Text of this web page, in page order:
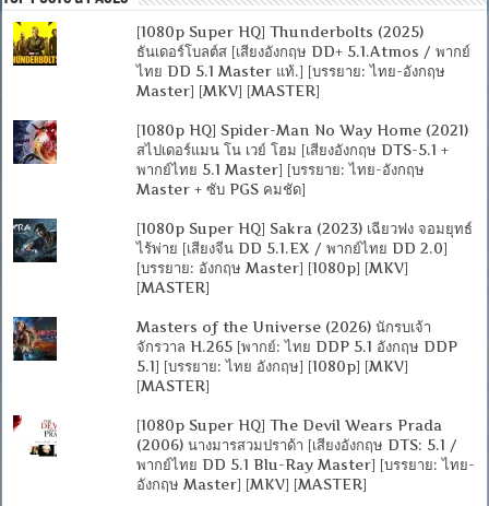
[1080p Super HQ] Thunderbolts (2025)
ธันเดอร์โบลต์ส [เสียงอังกฤษ DD+ 5.1.Atmos / พากย์
ไทย DD 5.1 Master แท้.] [บรรยาย: ไทย-อังกฤษ
Master] [MKV] [MASTER]
[1080p HQ] Spider-Man No Way Home (2021)
สไปเดอร์แมน โน เวย์ โฮม [เสียงอังกฤษ DTS-5.1 +
พากย์ไทย 5.1 Master] [บรรยาย: ไทย-อังกฤษ
Master + ซับ PGS คมชัด]
[1080p Super HQ] Sakra (2023) เฉียวฟง จอมยุทธ์
ไร้พ่าย [เสียงจีน DD 5.1.EX / พากย์ไทย DD 2.0]
[บรรยาย: อังกฤษ Master] [1080p] [MKV]
[MASTER]
Masters of the Universe (2026) นักรบเจ้า
จักรวาล H.265 [พากย์: ไทย DDP 5.1 อังกฤษ DDP
5.1] [บรรยาย: ไทย อังกฤษ] [1080p] [MKV]
[MASTER]
[1080p Super HQ] The Devil Wears Prada
(2006) นางมารสวมปราด้า [เสียงอังกฤษ DTS: 5.1 /
พากย์ไทย DD 5.1 Blu-Ray Master] [บรรยาย: ไทย-
อังกฤษ Master] [MKV] [MASTER]